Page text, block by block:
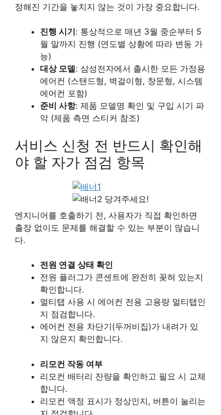
정해진 기간을 놓치지 않는 것이 가장 중요합니다.
진행 시기 : 통상적으로 매년 3월 중순부터 5
월 말까지 진행 (연도별 상황에 따라 변동 가
능)
대상 모델: 삼성전자에서 출시한 모든 가정용
에어컨 (스탠드형, 벽걸이형, 창문형, 시스템
에어컨 포함)
준비 사항: 제품 모델명 확인 및 구입 시기 파
악 (제품 측면 스티커 참조)
서비스 신청 전 반드시 확인해
야 할 자가 점검 항목
당겨주세요!
엔지니어를 호출하기 전, 사용자가 직접 확인하면
출장 없이도 문제를 해결할 수 있는 부분이 많습니
다.
전원 연결 상태 확인
전원 플러그가 콘센트에 완전히 꽂혀 있는지
확인합니다.
멀티탭 사용 시 에어컨 전용 고용량 멀티탭인
지 점검합니다.
에어컨 전용 차단기(두꺼비집)가 내려가 있
지 않은지 확인합니다.
리모컨 작동 여부
리모컨 배터리 잔량을 확인하고 필요 시 교체
합니다.
리모컨 액정 표시가 정상인지, 버튼이 눌리는